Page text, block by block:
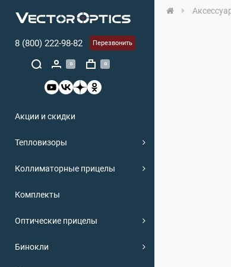
8 (800) 222-98-82 Перезвонить
0 0
Акции и скидки
Тепловизоры
Коллиматорные прицелы
Комплекты
Оптические прицелы
Бинокли